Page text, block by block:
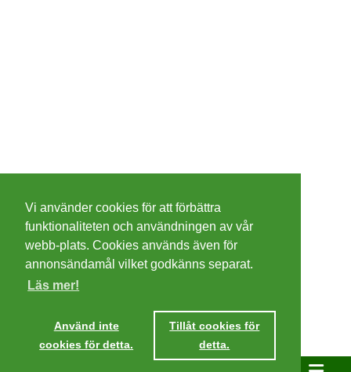
Cookies
Integritetspolicy
Villkor
Vi använder cookies för att förbättra
funktionaliteten och användningen av vår
webb-plats. Cookies används även för
annonsändamål vilket godkänns separat.
Läs mer!
Använd inte
cookies för detta.
Tillåt cookies för
detta.